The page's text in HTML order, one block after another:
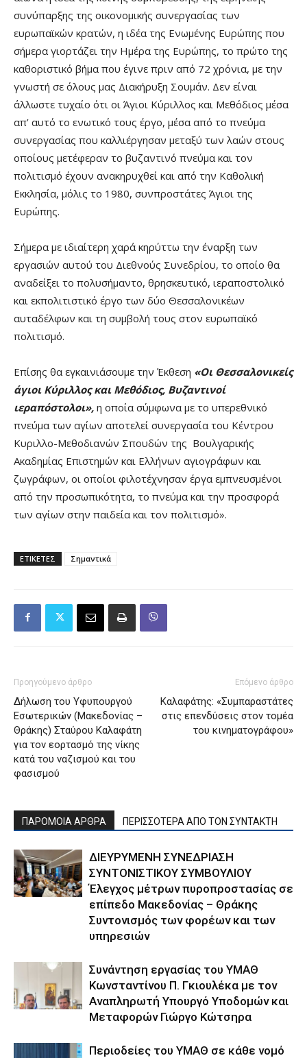
συνύπαρξης της οικονομικής συνεργασίας των
ευρωπαϊκών κρατών, η ιδέα της Ενωμένης Ευρώπης που
σήμερα γιορτάζει την Ημέρα της Ευρώπης, το πρώτο της
καθοριστικό βήμα που έγινε πριν από 72 χρόνια, με την
γνωστή σε όλους μας Διακήρυξη Σουμάν. Δεν είναι
άλλωστε τυχαίο ότι οι Άγιοι Κύριλλος και Μεθόδιος μέσα
απ’ αυτό το ενωτικό τους έργο, μέσα από το πνεύμα
συνεργασίας που καλλιέργησαν μεταξύ των λαών στους
οποίους μετέφεραν το βυζαντινό πνεύμα και τον
πολιτισμό έχουν ανακηρυχθεί και από την Καθολική
Εκκλησία, μόλις το 1980, συνπροστάτες Άγιοι της
Ευρώπης.
Σήμερα με ιδιαίτερη χαρά κηρύττω την έναρξη των
εργασιών αυτού του Διεθνούς Συνεδρίου, το οποίο θα
αναδείξει το πολυσήμαντο, θρησκευτικό, ιεραποστολικό
και εκπολιτιστικό έργο των δύο Θεσσαλονικέων
αυταδέλφων και τη συμβολή τους στον ευρωπαϊκό
πολιτισμό.
Επίσης θα εγκαινιάσουμε την Έκθεση «Οι Θεσσαλονικείς
άγιοι Κύριλλος και Μεθόδιος, Βυζαντινοί
ιεραπόστολοι», η οποία σύμφωνα με το υπερεθνικό
πνεύμα των αγίων αποτελεί συνεργασία του Κέντρου
Κυριλλο-Μεθοδιανών Σπουδών της Βουλγαρικής
Ακαδημίας Επιστημών και Ελλήνων αγιογράφων και
ζωγράφων, οι οποίοι φιλοτέχνησαν έργα εμπνευσμένοι
από την προσωπικότητα, το πνεύμα και την προσφορά
των αγίων στην παιδεία και τον πολιτισμό».
ΕΤΙΚΕΤΕΣ Σημαντικά
Προηγούμενο άρθρο
Δήλωση του Υφυπουργού
Εσωτερικών (Μακεδονίας –
Θράκης) Σταύρου Καλαφάτη
για τον εορτασμό της νίκης
κατά του ναζισμού και του
φασισμού
Επόμενο άρθρο
Καλαφάτης: «Συμπαραστάτες
στις επενδύσεις στον τομέα
του κινηματογράφου»
ΠΑΡΟΜΟΙΑ ΑΡΘΡΑ ΠΕΡΙΣΣΟΤΕΡΑ ΑΠΟ ΤΟΝ ΣΥΝΤΑΚΤΗ
ΔΙΕΥΡΥΜΕΝΗ ΣΥΝΕΔΡΙΑΣΗ
ΣΥΝΤΟΝΙΣΤΙΚΟΥ ΣΥΜΒΟΥΛΙΟΥ
Έλεγχος μέτρων πυροπροστασίας σε
επίπεδο Μακεδονίας – Θράκης
Συντονισμός των φορέων και των
υπηρεσιών
Συνάντηση εργασίας του ΥΜΑΘ
Κωνσταντίνου Π. Γκιουλέκα με τον
Αναπληρωτή Υπουργό Υποδομών και
Μεταφορών Γιώργο Κώτσηρα
Περιοδείες του ΥΜΑΘ σε κάθε νομό